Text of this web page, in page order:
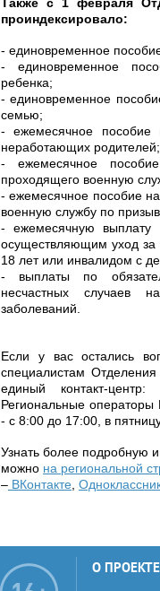
Также с 1 февраля
проиндексировало:
- единовременное
- единовременное
ребенка;
- единовременное
семью;
- ежемесячное
неработающих родителей;
- ежемесячное
проходящего военную
- ежемесячное пособие
военную службу по
- ежемесячную выплату
осуществляющим уход за
18 лет или инвалидом с
- выплаты по
несчастных случаев
заболеваний.
Если у вас остались
специалистам
единый контакт-центр:
Региональные операторы
- с 8:00 до 17:00, в
Узнать более подробную
можно на региональной
– ВКонтакте,
О ПРОЕКТЕ